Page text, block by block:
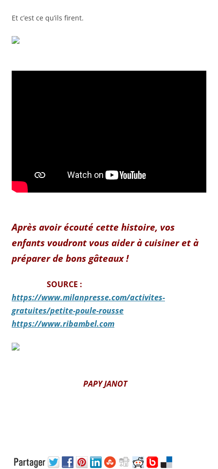
Et c’est ce qu’ils firent.
Après avoir écouté cette histoire, vos
enfants voudront vous aider à cuisiner et à
préparer de bons gâteaux !
SOURCE :
https://www.milanpresse.com/activites-
gratuites/petite-poule-rousse
https://www.ribambel.com
PAPY JANOT